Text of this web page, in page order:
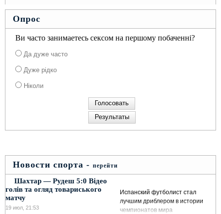
Опрос
Ви часто занимаетесь сексом на першому побаченні?
Да дуже часто
Дуже рідко
Ніколи
Новости спорта - перейти
Шахтар — Рудеш 5:0 Відео
голів та огляд товариського
матчу
19 июл, 21:53
Испанский футболист стал
лучшим дриблером в истории
чемпионатов мира